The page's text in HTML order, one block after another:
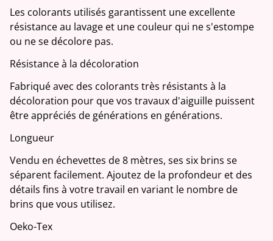
Les colorants utilisés garantissent une excellente
résistance au lavage et une couleur qui ne s'estompe
ou ne se décolore pas.
Résistance à la décoloration
Fabriqué avec des colorants très résistants à la
décoloration pour que vos travaux d'aiguille puissent
être appréciés de générations en générations.
Longueur
Vendu en échevettes de 8 mètres, ses six brins se
séparent facilement. Ajoutez de la profondeur et des
détails fins à votre travail en variant le nombre de
brins que vous utilisez.
Oeko-Tex